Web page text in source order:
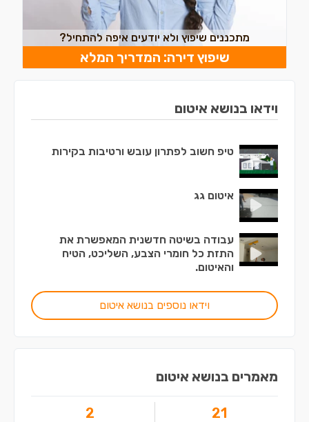
מתכננים שיפוץ ולא יודעים איפה להתחיל?
שיפוץ דירה: המדריך המלא
וידאו בנושא איטום
טיפ חשוב לפתרון עובש ורטיבות בקירות
איטום גג
עבודה בשיטה חדשנית המאפשרת את
התזת כל חומרי הצבע, השליכט, הטיח
והאיטום.
וידאו נוספים בנושא איטום
מאמרים בנושא איטום
21
2